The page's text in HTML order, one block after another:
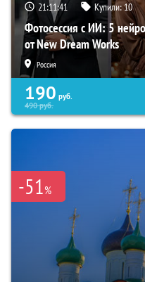
21:11:40 Купили:10
Фотосессия с ИИ: 5
от New Dream Works
Россия
190 руб.
490руб.
-51%